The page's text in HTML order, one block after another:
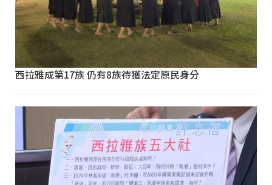
西拉雅成第17族 仍有8族待獲法定原民身分